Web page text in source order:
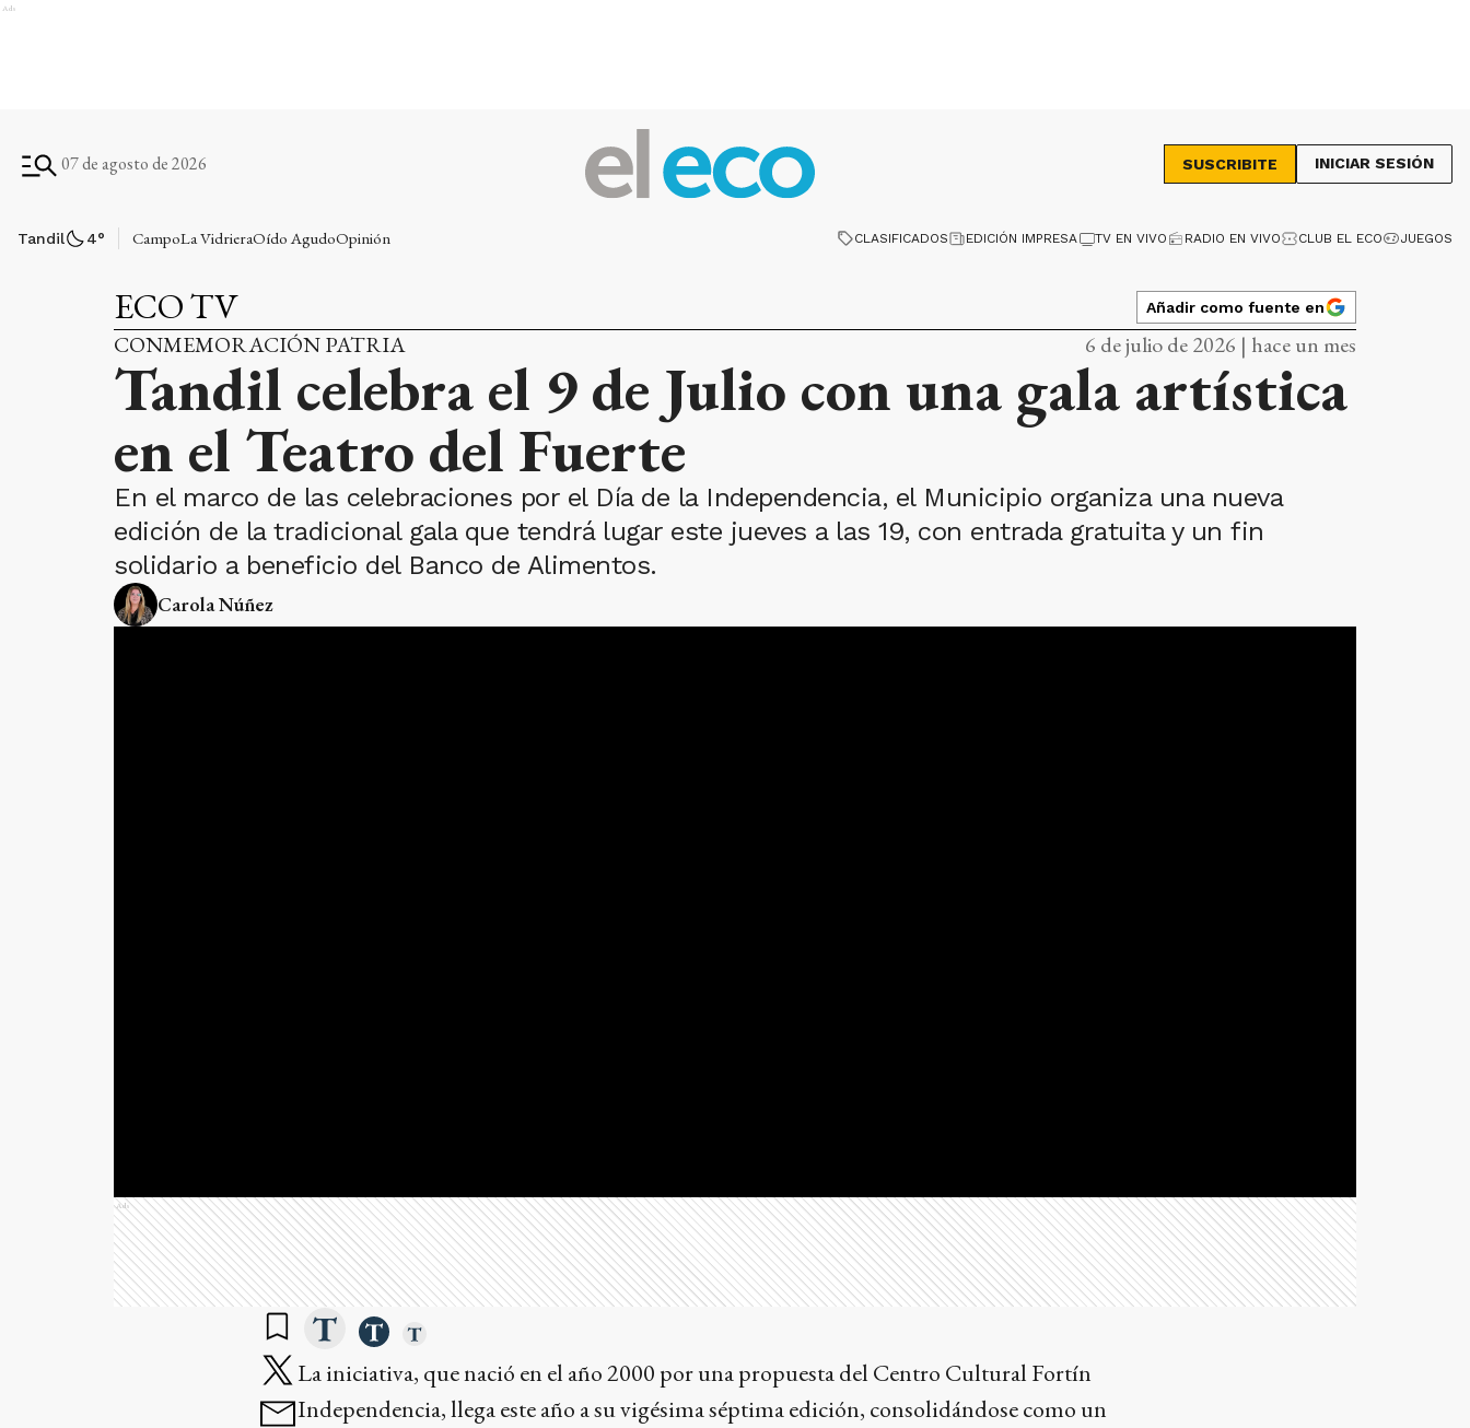
Ads
07 de agosto de 2026 SUSCRIBITE INICIAR SESIÓN
Tandil 4° CampoLa VidrieraOído AgudoOpinión CLASIFICADOS EDICIÓN IMPRESA TV EN VIVO RADIO EN VIVO CLUB EL ECO JUEGOS
ECO TV Añadir como fuente en
CONMEMORACIÓN PATRIA 6 de julio de 2026 | hace un mes
Tandil celebra el 9 de Julio con una gala artística
en el Teatro del Fuerte
En el marco de las celebraciones por el Día de la Independencia, el Municipio organiza una nueva
edición de la tradicional gala que tendrá lugar este jueves a las 19, con entrada gratuita y un fin
solidario a beneficio del Banco de Alimentos.
Carola Núñez
Ads
La iniciativa, que nació en el año 2000 por una propuesta del Centro Cultural Fortín
Independencia, llega este año a su vigésima séptima edición, consolidándose como un